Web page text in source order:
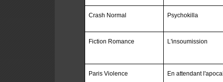
Crash Normal Psychokilla
Fiction Romance L'insoumission
Paris Violence En attendant